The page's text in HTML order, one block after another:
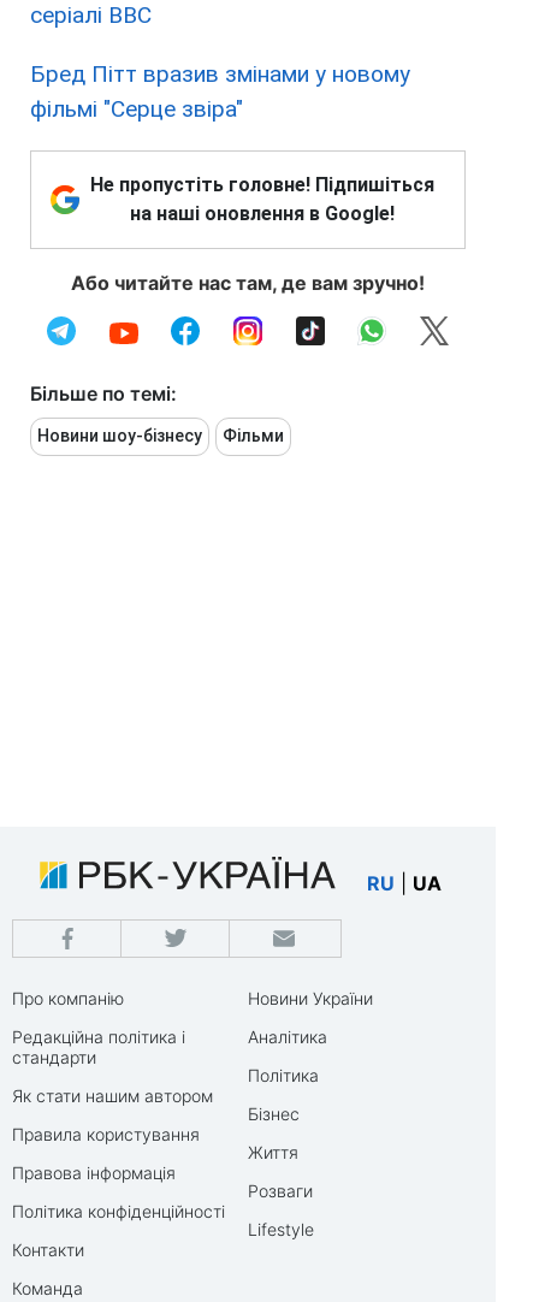
серіалі BBC
Бред Пітт вразив змінами у новому
фільмі "Серце звіра"
Не пропустіть головне! Підпишіться
на наші оновлення в Google!
Або читайте нас там, де вам зручно!
Більше по темі:
Новини шоу-бізнесу Фільми
RU UA
Про компанію
Редакційна політика і
стандарти
Як стати нашим автором
Правила користування
Правова інформація
Політика конфіденційності
Контакти
Команда
Новини України
Аналітика
Політика
Бізнес
Життя
Розваги
Lifestyle